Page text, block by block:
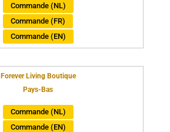
Commande (NL)
Commande (FR)
Commande (EN)
Forever Living Boutique
Pays-Bas
Commande (NL)
Commande (EN)